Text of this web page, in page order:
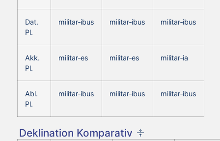
Dat.
Pl.
militar‑ibus militar‑ibus militar‑ibus
Akk.
Pl.
militar‑es militar‑es militar‑ia
Abl.
Pl.
militar‑ibus militar‑ibus militar‑ibus
Deklination Komparativ